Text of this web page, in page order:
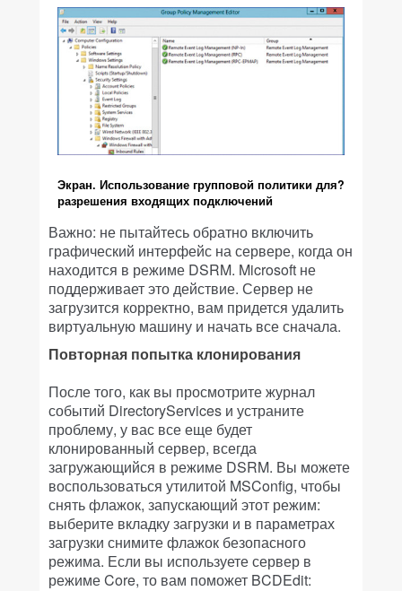
Экран. Использование групповой политики для?
разрешения входящих подключений
Важно: не пытайтесь обратно включить
графический интерфейс на сервере, когда он
находится в режиме DSRM. Microsoft не
поддерживает это действие. Сервер не
загрузится корректно, вам придется удалить
виртуальную машину и начать все сначала.
Повторная попытка клонирования
После того, как вы просмотрите журнал
событий DirectoryServices и устраните
проблему, у вас все еще будет
клонированный сервер, всегда
загружающийся в режиме DSRM. Вы можете
воспользоваться утилитой MSConfig, чтобы
снять флажок, запускающий этот режим:
выберите вкладку загрузки и в параметрах
загрузки снимите флажок безопасного
режима. Если вы используете сервер в
режиме Core, то вам поможет BCDEdit: